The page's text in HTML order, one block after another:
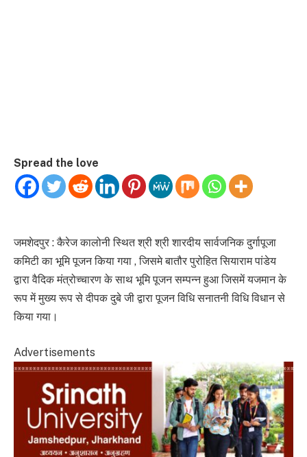
Spread the love
जमशेदपुर : कैरेज कालोनी स्थित श्री श्री शारदीय सार्वजनिक दुर्गापूजा
कमिटी का भूमि पूजन किया गया , जिसमे बातौर पुरोहित सियाराम पांडेय
द्वारा वैदिक मंत्रोच्चारण के साथ भूमि पूजन सम्पन्न हुआ जिसमें यजमान के
रूप में मुख्य रूप से दीपक दुबे जी द्वारा पूजन विधि सनातनी विधि विधान से
किया गया।
Advertisements